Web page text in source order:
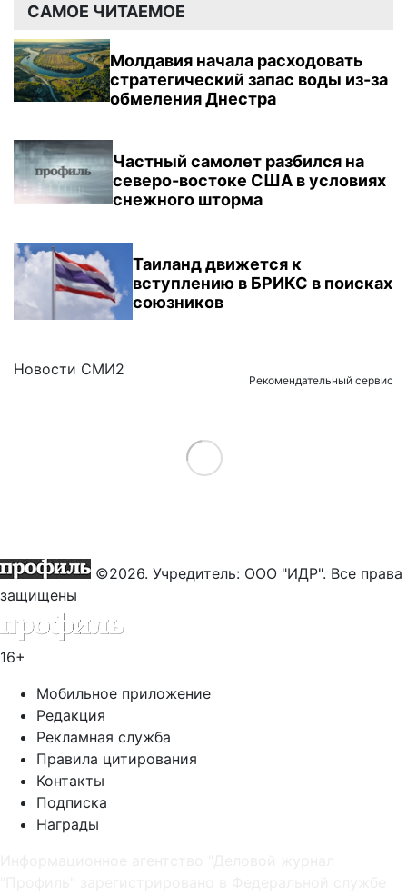
САМОЕ ЧИТАЕМОЕ
Молдавия начала расходовать
стратегический запас воды из-за
обмеления Днестра
Частный самолет разбился на
северо-востоке США в условиях
снежного шторма
Таиланд движется к
вступлению в БРИКС в поисках
союзников
Новости СМИ2
Рекомендательный сервис
Load More
©2026. Учредитель: ООО "ИДР". Все права
защищены
16+
Мобильное приложение
Редакция
Рекламная служба
Правила цитирования
Контакты
Подписка
Награды